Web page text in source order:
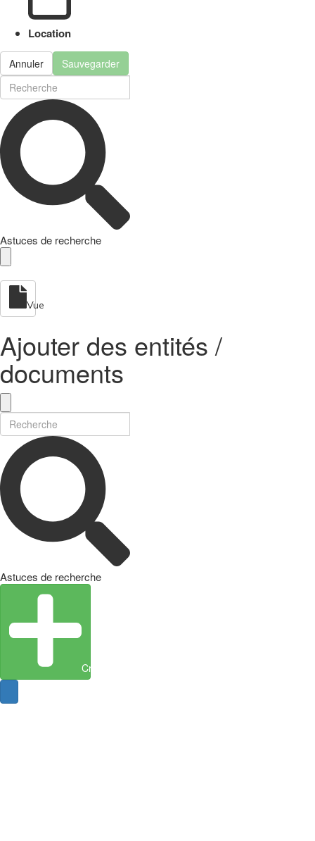
Location
Annuler Sauvegarder
Astuces de recherche
Vue
Ajouter des entités /
documents
Astuces de recherche
Créer une entité